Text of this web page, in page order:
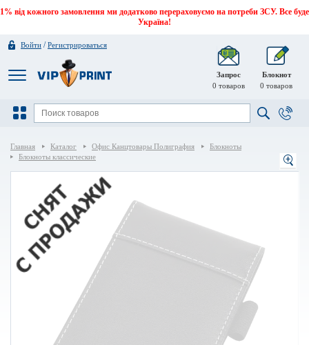
1% від кожного замовлення ми додатково перераховуємо на потреби ЗСУ. Все буде
Україна!
Войти /Регистрироваться
Запрос
0 товаров
Блокнот
0 товаров
Главная Каталог Офис Канцтовары Полиграфия
Блокноты
Блокноты классические